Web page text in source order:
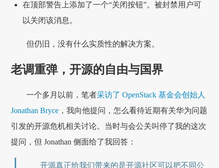
在顶部警告上添加了一个“关闭按钮”。被封禁用户可
以关闭该消息。
但仍旧，没有什么实质性的解决方案。
老调重弹，开源的自由与国界
一个多月以前，笔者采访了 OpenStack 基金会创始人
Jonathan Bryce ，我向他提问，怎么看待近期有关华为问题
引发的开源危机相关讨论。当时与会公关叫停了我的这次
提问，但 Jonathan 侧面给了我回答：
开源真正给我们带来的是开源社区可以把不同公